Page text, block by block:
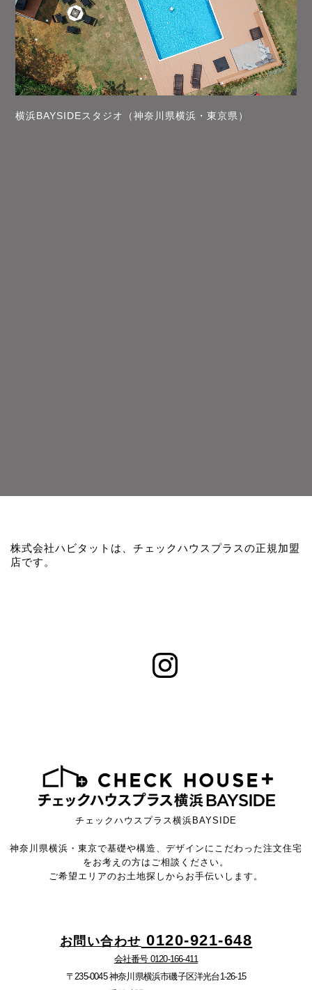
横浜BAYSIDEスタジオ（神奈川県横浜・東京県）
株式会社ハビタットは、チェックハウスプラスの正規加盟
店です。
チェックハウスプラス横浜BAYSIDE
神奈川県横浜・東京で基礎や構造、デザインにこだわった注文住宅
をお考えの方はご相談ください。
ご希望エリアのお土地探しからお手伝いします。
お問い合わせ 0120-921-648
会社番号 0120-166-411
〒235-0045 神奈川県横浜市磯子区洋光台1-26-15